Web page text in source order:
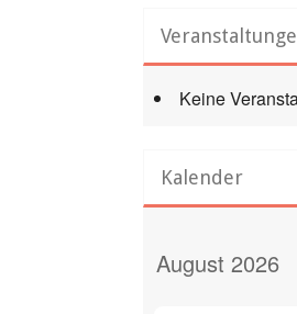
Keine
Kalender